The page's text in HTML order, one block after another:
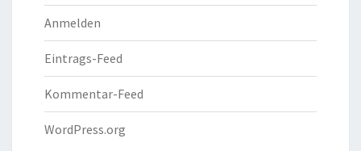
Anmelden
Eintrags-Feed
Kommentar-Feed
WordPress.org